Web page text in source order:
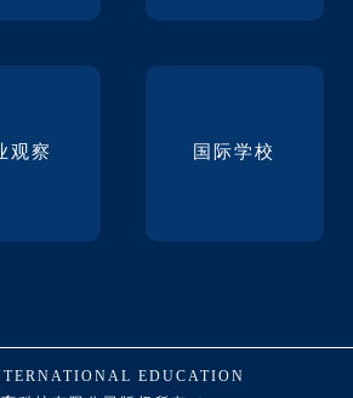
观察 国际学校
EDUCATION